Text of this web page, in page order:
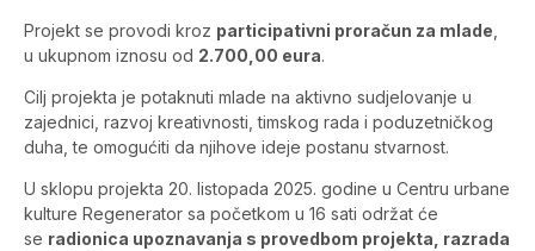
Projekt se provodi kroz participativni proračun za mlade
u ukupnom iznosu od 2.700,00 eura.
Cilj projekta je potaknuti mlade na aktivno sudjelovanje u
zajednici, razvoj kreativnosti, timskog rada i poduzetničkog
duha, te omogućiti da njihove ideje postanu stvarnost.
U sklopu projekta 20. listopada 2025. godine u Centru urbane
kulture Regenerator sa početkom u 16 sati održat će
se radionica upoznavanja s provedbom projekta, razrada